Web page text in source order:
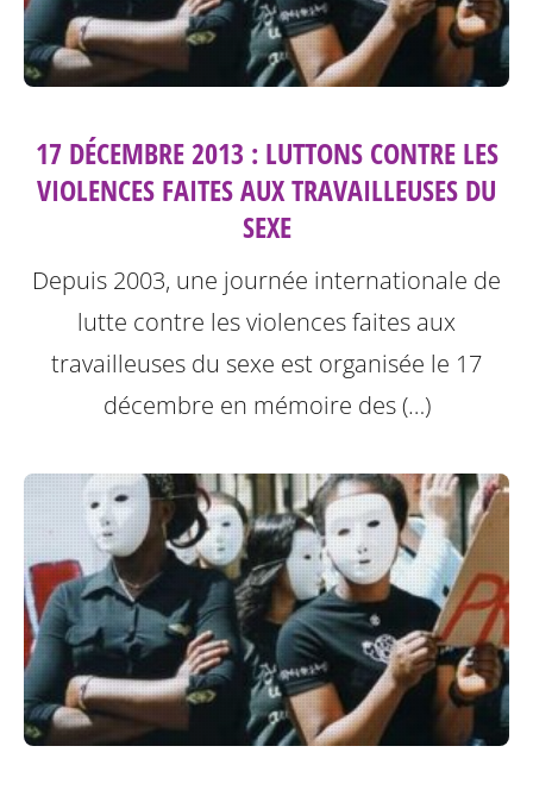
17 DÉCEMBRE 2013 : LUTTONS CONTRE LES
VIOLENCES FAITES AUX TRAVAILLEUSES DU
SEXE
Depuis 2003, une journée internationale de
lutte contre les violences faites aux
travailleuses du sexe est organisée le 17
décembre en mémoire des (…)